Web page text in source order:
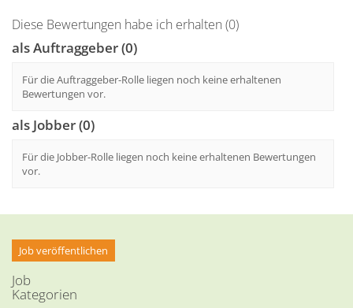
Diese Bewertungen habe ich erhalten (0)
als Auftraggeber (0)
Für die Auftraggeber-Rolle liegen noch keine erhaltenen
Bewertungen vor.
als Jobber (0)
Für die Jobber-Rolle liegen noch keine erhaltenen Bewertungen
vor.
Job veröffentlichen
Job
Kategorien